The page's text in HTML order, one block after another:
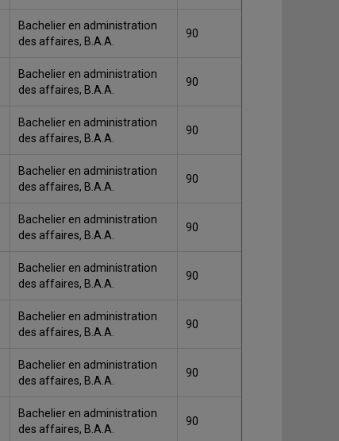
Bachelier en administration
des affaires, B.A.A.
90
Bachelier en administration
des affaires, B.A.A.
90
Bachelier en administration
des affaires, B.A.A.
90
Bachelier en administration
des affaires, B.A.A.
90
Bachelier en administration
des affaires, B.A.A.
90
Bachelier en administration
des affaires, B.A.A.
90
Bachelier en administration
des affaires, B.A.A.
90
Bachelier en administration
des affaires, B.A.A.
90
Bachelier en administration
des affaires, B.A.A.
90